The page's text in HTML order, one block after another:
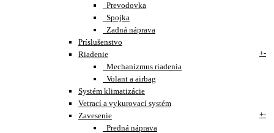
Prevodovka
Spojka
Zadná náprava
Príslušenstvo
Riadenie
+-
Mechanizmus riadenia
Volant a airbag
Systém klimatizácie
Vetrací a vykurovací systém
Zavesenie
+-
Predná náprava